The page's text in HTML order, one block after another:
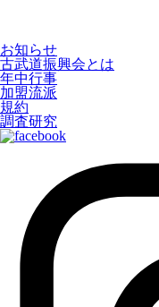
お知らせ
古武道振興会とは
年中行事
加盟流派
規約
調査研究